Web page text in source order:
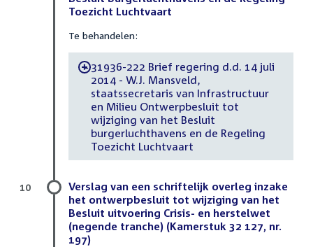
Toezicht Luchtvaart
Te behandelen:
-31936-222 Brief regering d.d. 14 juli
2014 - W.J. Mansveld,
staatssecretaris van Infrastructuur
en Milieu Ontwerpbesluit tot
wijziging van het Besluit
burgerluchthavens en de Regeling
Toezicht Luchtvaart
Verslag van een schriftelijk overleg inzake
het ontwerpbesluit tot wijziging van het
Besluit uitvoering Crisis- en herstelwet
(negende tranche) (Kamerstuk 32 127, nr.
197)
10